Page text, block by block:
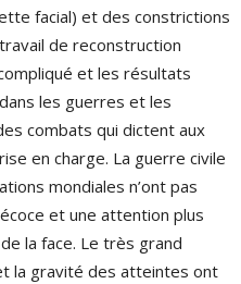
facial) et des constrictions
de reconstruction
et les résultats
les guerres et les
combats qui dictent aux
en charge. La guerre civile
mondiales n’ont pas
et une attention plus
la face. Le très grand
la gravité des atteintes ont